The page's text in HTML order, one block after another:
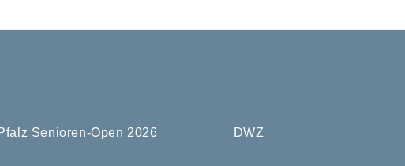
Senioren-Open 2026 DWZ